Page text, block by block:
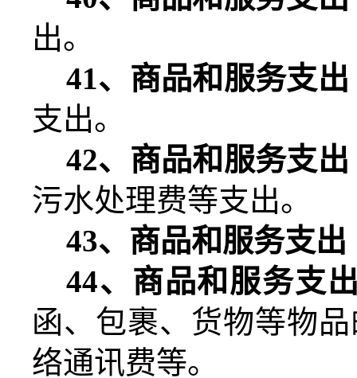
出。
41、商品和服务支
支出。
42、商品和服务支
污水处理费等支出。
43、商品和服务支
44、商品和服务支
函、包裹、货物等物
络通讯费等。